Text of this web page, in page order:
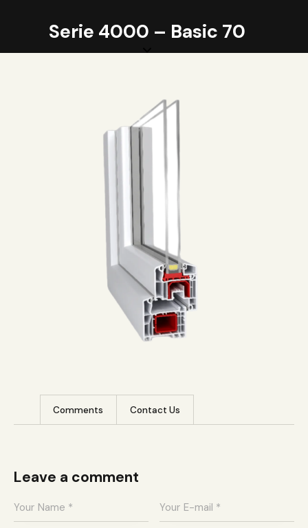
Serie 4000 – Basic 70
Comments Contact Us
Leave a comment